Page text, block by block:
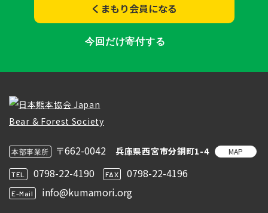
くまもり会員になる
今回だけ寄付する
本部事業所 〒662-0042 兵庫県西宮市分銅町1-4 MAP
TEL 0798-22-4190 FAX 0798-22-4196
E-Mail info@kumamori.org